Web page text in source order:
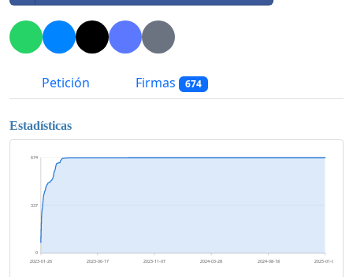
Petición Firmas 674
Estadísticas
0
337
674
2023-01-26 2023-06-17 2023-11-07 2024-03-28 2024-08-18 2025-01-07